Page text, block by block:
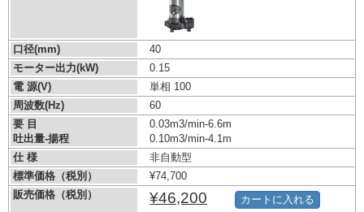
口径(mm)
40
モーター出力(kW)
0.15
電 源(V)
単相 100
周波数(Hz)
60
要 目
吐出量-揚程
0.03m3/min-6.6m
0.10m3/min-4.1m
仕 様
非自動型
標準価格（税別）
¥74,700
販売価格（税別）
¥46,200 カートに入れる